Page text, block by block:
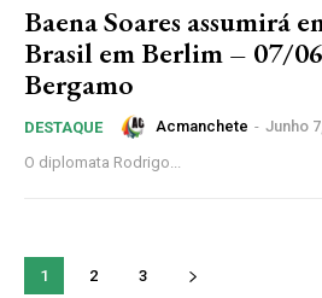
Baena Soares assumirá
Brasil em Berlim – 07/
Bergamo
DESTAQUE Acmanchete - Junho
O diplomata Rodrigo...
1 2 3